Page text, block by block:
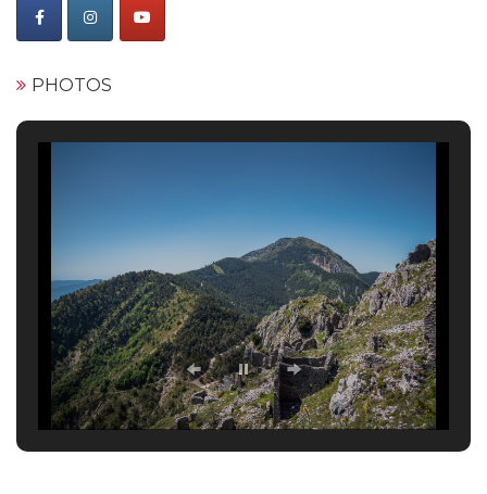
PHOTOS